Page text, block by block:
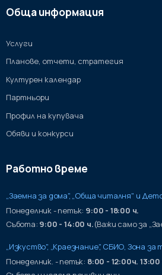
Обща информация
Услуги
Планове, отчети, стратегия
Културен календар
Партньори
Профил на купувача
Обяви и конкурси
Работно време
„Заемна за дома", „Обща читалня" и
Понеделник - петък: 9:00 - 18:00 ч.
Събота: 9:00 - 14:00 ч.(Важи само за
„Изкуство", „Краезнание", СБИО, Зона за
Понеделник. - петък: 8:00 - 12:00ч. 13:00